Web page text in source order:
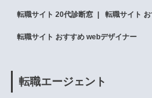
転職サイト 20代診断窓 転職サイト
転職サイト おすすめ webデザイナー
転職エージェント